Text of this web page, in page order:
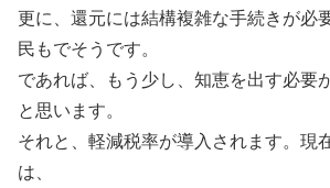
更に、還元には結構複雑な手続きが必
民もでそうです。
であれば、もう少し、知恵を出す必要
と思います。
それと、軽減税率が導入されます。現
は、